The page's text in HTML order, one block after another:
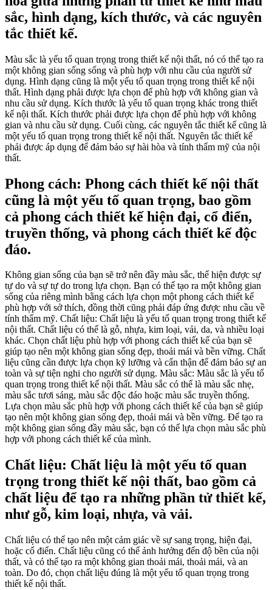
sắc, hình dạng, kích thước, và các nguyên
tắc thiết kế.
Màu sắc là yếu tố quan trọng trong thiết kế nội thất, nó có thể tạo ra
một không gian sống sống và phù hợp với nhu cầu của người sử
dụng. Hình dạng cũng là một yếu tố quan trọng trong thiết kế nội
thất. Hình dạng phải được lựa chọn để phù hợp với không gian và
nhu cầu sử dụng. Kích thước là yếu tố quan trọng khác trong thiết
kế nội thất. Kích thước phải được lựa chọn để phù hợp với không
gian và nhu cầu sử dụng. Cuối cùng, các nguyên tắc thiết kế cũng là
một yếu tố quan trọng trong thiết kế nội thất. Nguyên tắc thiết kế
phải được áp dụng để đảm bảo sự hài hòa và tính thẩm mỹ của nội
thất.
Phong cách: Phong cách thiết kế nội thất
cũng là một yếu tố quan trọng, bao gồm
cả phong cách thiết kế hiện đại, cổ điển,
truyền thống, và phong cách thiết kế độc
đáo.
Không gian sống của bạn sẽ trở nên đầy màu sắc, thể hiện được sự
tự do và sự tự do trong lựa chọn. Bạn có thể tạo ra một không gian
sống của riêng mình bằng cách lựa chọn một phong cách thiết kế
phù hợp với sở thích, đồng thời cũng phải đáp ứng được nhu cầu về
tính thẩm mỹ. Chất liệu: Chất liệu là yếu tố quan trọng trong thiết kế
nội thất. Chất liệu có thể là gỗ, nhựa, kim loại, vải, da, và nhiều loại
khác. Chọn chất liệu phù hợp với phong cách thiết kế của bạn sẽ
giúp tạo nên một không gian sống đẹp, thoải mái và bền vững. Chất
liệu cũng cần được lựa chọn kỹ lưỡng và cẩn thận để đảm bảo sự an
toàn và sự tiện nghi cho người sử dụng. Màu sắc: Màu sắc là yếu tố
quan trọng trong thiết kế nội thất. Màu sắc có thể là màu sắc nhẹ,
màu sắc tươi sáng, màu sắc độc đáo hoặc màu sắc truyền thống.
Lựa chọn màu sắc phù hợp với phong cách thiết kế của bạn sẽ giúp
tạo nên một không gian sống đẹp, thoải mái và bền vững. Để tạo ra
một không gian sống đầy màu sắc, bạn có thể lựa chọn màu sắc phù
hợp với phong cách thiết kế của mình.
Chất liệu: Chất liệu là một yếu tố quan
trọng trong thiết kế nội thất, bao gồm cả
chất liệu để tạo ra những phần tử thiết kế,
như gỗ, kim loại, nhựa, và vải.
Chất liệu có thể tạo nên một cảm giác về sự sang trọng, hiện đại,
hoặc cổ điển. Chất liệu cũng có thể ảnh hưởng đến độ bền của nội
thất, và có thể tạo ra một không gian thoải mái, thoải mái, và an
toàn. Do đó, chọn chất liệu đúng là một yếu tố quan trọng trong
thiết kế nội thất.